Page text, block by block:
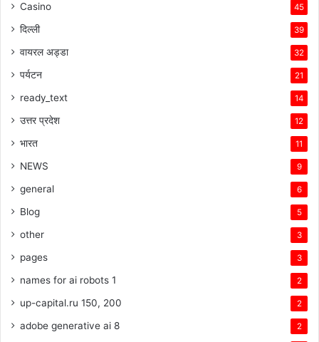
Casino 45
दिल्ली 39
वायरल अड्डा 32
पर्यटन 21
ready_text 14
उत्तर प्रदेश 12
भारत 11
NEWS 9
general 6
Blog 5
other 3
pages 3
names for ai robots 1 2
up-capital.ru 150, 200 2
adobe generative ai 8 2